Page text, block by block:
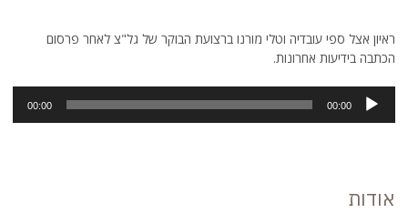
ראיון אצל ספי עובדיה וטלי מורנו ברצועת הבוקר של גל"צ לאחר פרסום
הכתבה בידיעות אחרונות.
00:00
00:00
אודות